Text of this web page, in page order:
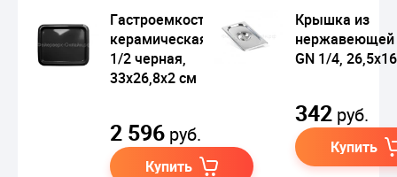
Гастроемкость
керамическая GN
1/2 черная,
33х26,8х2 см
2 596 руб.
Купить
Крышка из
нержавеющей
GN 1/4,
342 руб.
Купить